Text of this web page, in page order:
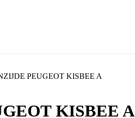
PEUGEOT KISBEE A
KISBEE A